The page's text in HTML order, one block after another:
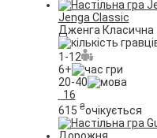
Jenga Classic
Дженга Класична
1-12
6+
20-40
16
615 ₴очікується